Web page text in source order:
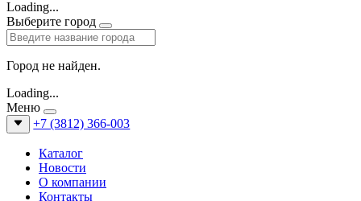
Loading...
Выберите город
Город не найден.
Loading...
Меню
+7 (3812) 366-003
Каталог
Новости
О компании
Контакты